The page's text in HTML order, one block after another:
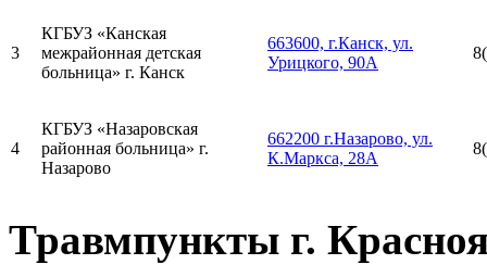
3
КГБУЗ «Канская
межрайонная детская
больница» г. Канск
663600, г.Канск, ул.
Урицкого, 90А
4
КГБУЗ «Назаровская
районная больница» г.
Назарово
662200 г.Назарово, ул.
К.Маркса, 28А
Травмпункты г.